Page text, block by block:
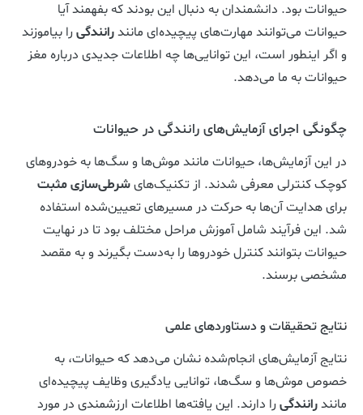
حیوانات بود. دانشمندان به دنبال این بودند که بفهمند آیا
حیوانات می‌توانند مهارت‌های پیچیده‌ای مانندرانندگیرا بیاموزند
و اگر اینطور است، این توانایی‌ها چه اطلاعات جدیدی درباره مغز
حیوانات به ما می‌دهد.
چگونگی اجرای آزمایش‌های رانندگی در حیوانات
در این آزمایش‌ها، حیوانات مانند موش‌ها و سگ‌ها به خودروهای
کوچک کنترلی معرفی شدند. از تکنیک‌هایشرطی‌سازی مثبت
برای هدایت آن‌ها به حرکت در مسیرهای تعیین‌شده استفاده
شد. این فرآیند شامل آموزش مراحل مختلف بود تا در نهایت
حیوانات بتوانند کنترل خودروها را به‌دست بگیرند و به مقصد
مشخصی برسند.
نتایج تحقیقات و دستاوردهای علمی
نتایج آزمایش‌های انجام‌شده نشان می‌دهد که حیوانات، به
خصوص موش‌ها و سگ‌ها، توانایی یادگیری وظایف پیچیده‌ای
مانندرانندگیرا دارند. این یافته‌ها اطلاعات ارزشمندی در مورد